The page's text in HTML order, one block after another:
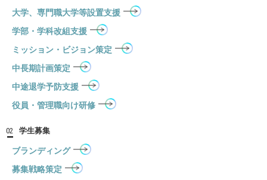
大学、専門職大学等設置支援
学部・学科改組支援
ミッション・ビジョン策定
中長期計画策定
中途退学予防支援
役員・管理職向け研修
02 学生募集
ブランディング
募集戦略策定